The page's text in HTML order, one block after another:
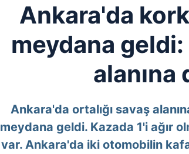
Ankara'da
meydana geldi:
alanına
Ankara'da ortalığı savaş
meydana geldi. Kazada 1'i ağır
var. Ankara'da iki otomobilin